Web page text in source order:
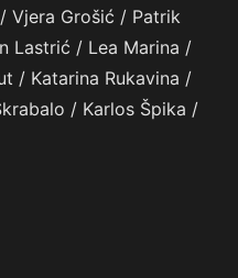
Vjera Grošić / Patrik
Lastrić / Lea Marina /
/ Katarina Rukavina /
/ Karlos Špika /